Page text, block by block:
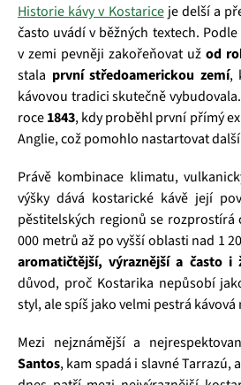
Historie kávy v Kostariceje delší a
často uvádí v běžných textech. Podle
v zemi pevněji zakořeňovat už od
stala první středoamerickou zemí,
kávovou tradici skutečně
roce1843, kdy proběhl první přímý
Anglie, což pomohlo nastartovat
Právě kombinace klimatu,
výšky dává kostarické kávě její
pěstitelských regionů se
000 metrů až po vyšší oblasti nad 1
aromatičtější, výraznější a často i
důvod, proč Kostarika nepůsobí
styl, ale spíš jako velmi pestrá kávová
Mezi nejznámější a
Santos, kam spadá i slavné Tarrazú,